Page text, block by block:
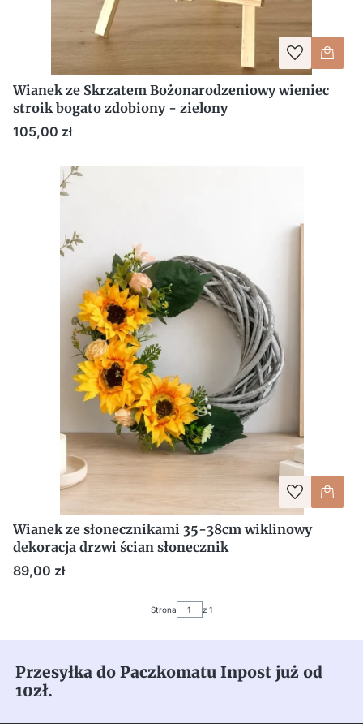
Wianek ze Skrzatem Bożonarodzeniowy wieniec
stroik bogato zdobiony - zielony
Cena
105,00 zł
Wianek ze słonecznikami 35-38cm wiklinowy
dekoracja drzwi ścian słonecznik
Cena
89,00 zł
Strona z 1
Przesyłka do Paczkomatu Inpost już od
10zł.